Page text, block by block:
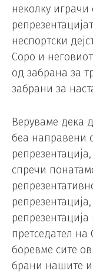
неколку
неспортски
Соро и
од забрана за
забрани за
Веруваме дека
беа направени
спречи
претседател на
боревме сите
брани нашите